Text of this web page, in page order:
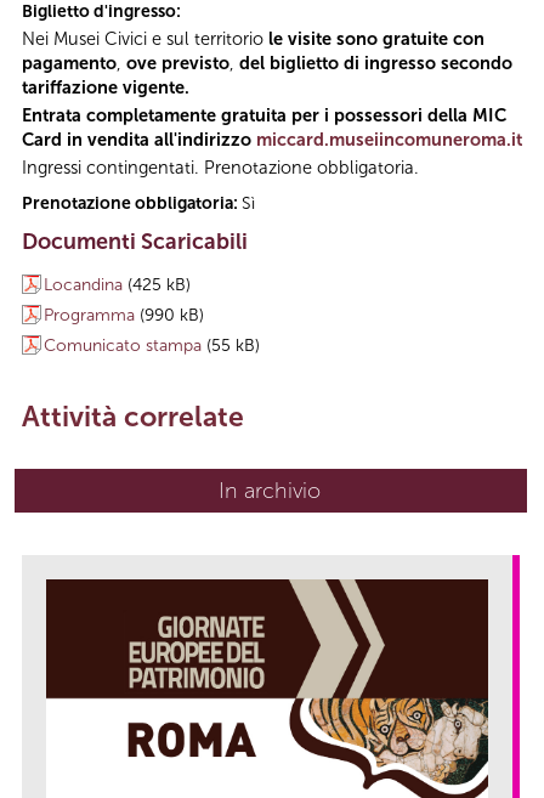
Biglietto d'ingresso:
Nei Musei Civici e sul territorio le visite sono gratuite con
pagamento, ove previsto, del biglietto di ingresso secondo
tariffazione vigente.
Entrata completamente gratuita per i possessori della MIC
Card in vendita all'indirizzo miccard.museiincomuneroma.it
Ingressi contingentati. Prenotazione obbligatoria.
Prenotazione obbligatoria: Sì
Documenti Scaricabili
Locandina (425 kB)
Programma (990 kB)
Comunicato stampa (55 kB)
Attività correlate
In archivio